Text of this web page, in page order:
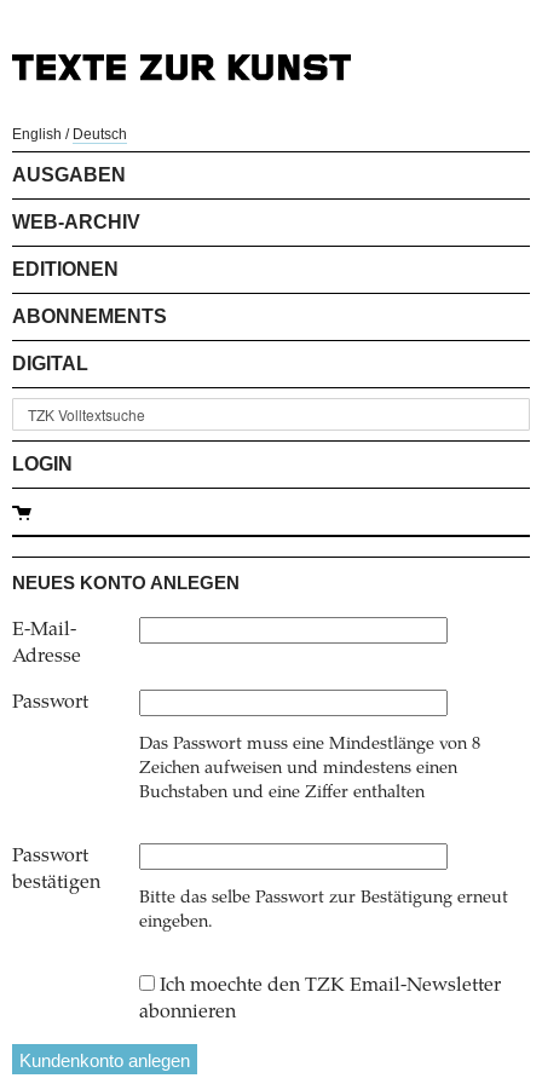
English / Deutsch
AUSGABEN
WEB-ARCHIV
EDITIONEN
ABONNEMENTS
DIGITAL
LOGIN
NEUES KONTO ANLEGEN
E-Mail-
Adresse
Passwort
Das Passwort muss eine Mindestlänge von 8
Zeichen aufweisen und mindestens einen
Buchstaben und eine Ziffer enthalten
Passwort
bestätigen
Bitte das selbe Passwort zur Bestätigung erneut
eingeben.
Ich moechte den TZK Email-Newsletter
abonnieren